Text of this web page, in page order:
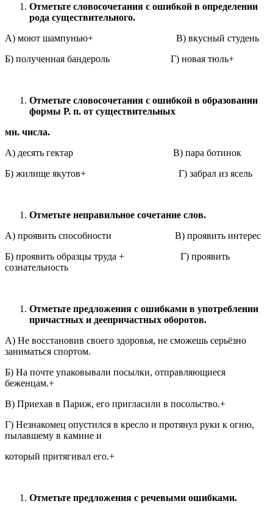
Отметьте словосочетания с ошибкой в определении
рода существительного.
А) моют шампунью+ В) вкусный студень
Б) полученная бандероль Г) новая тюль+
Отметьте словосочетания с ошибкой в образовании
формы Р. п. от существительных
мн. числа.
А) десять гектар В) пара ботинок
Б) жилище якутов+ Г) забрал из ясель
Отметьте неправильное сочетание слов.
А) проявить способности В) проявить интерес
Б) проявить образцы труда + Г) проявить
сознательность
Отметьте предложения с ошибками в употреблении
причастных и деепричастных оборотов.
А) Не восстановив своего здоровья, не сможешь серьёзно
заниматься спортом.
Б) На почте упаковывали посылки, отправляющиеся
беженцам.+
В) Приехав в Париж, его пригласили в посольство.+
Г) Незнакомец опустился в кресло и протянул руки к огню,
пылавшему в камине и
который притягивал его.+
Отметьте предложения с речевыми ошибками.